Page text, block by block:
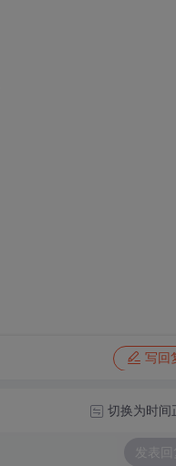
写回
切换为时间
发表回